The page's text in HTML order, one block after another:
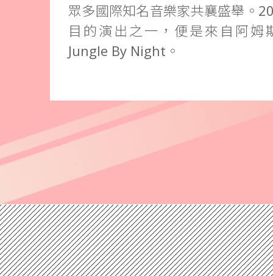
眾多國際知名音樂家共襄盛舉。
目的演出之一，便是來自阿姆
Jungle By Night。